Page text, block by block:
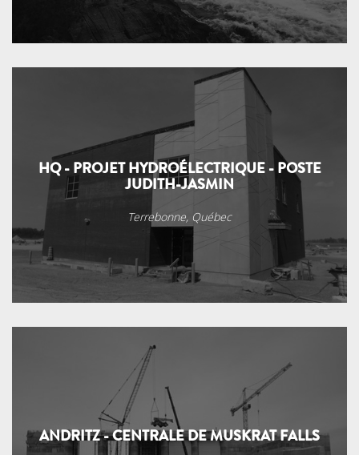
HQ - PROJET HYDROÉLECTRIQUE - POSTE
JUDITH-JASMIN
Terrebonne, Québec
ANDRITZ - CENTRALE DE MUSKRAT FALLS